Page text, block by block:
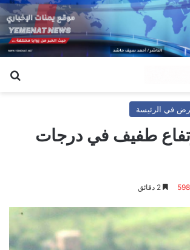
في الرئيسة
طفيف في درجات
598